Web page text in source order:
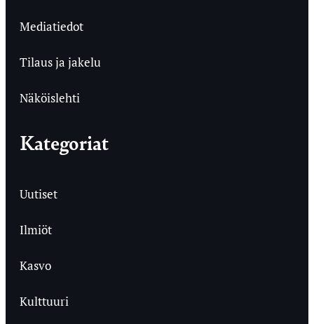
Mediatiedot
Tilaus ja jakelu
Näköislehti
Kategoriat
Uutiset
Ilmiöt
Kasvo
Kulttuuri